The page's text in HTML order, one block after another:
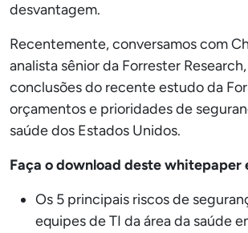
desvantagem.
Recentemente, conversamos com
analista sênior da Forrester
conclusões do recente estudo da
orçamentos e prioridades de
saúde dos Estados Unidos.
Faça o download deste whitepaper
Os 5 principais riscos de
equipes de TI da área da saúde